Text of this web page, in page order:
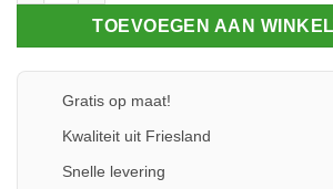
TOEVOEGEN AAN
Gratis op maat!
Kwaliteit uit Friesland
Snelle levering